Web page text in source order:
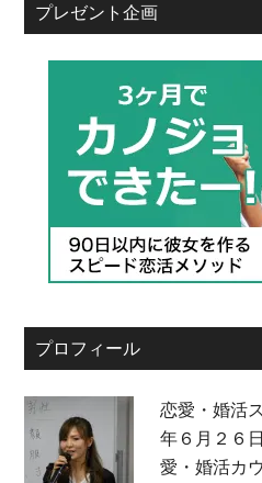
プレゼント企画
プロフィール
恋愛・婚活
年６月２６
愛・婚活カ